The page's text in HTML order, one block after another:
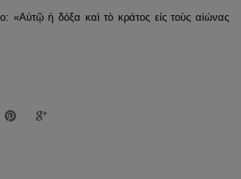
«Αὐτῷ ἡ δόξα καὶ τὸ κράτος εἰς τοὺς αἰώνας